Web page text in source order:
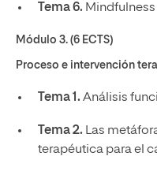
Tema 6. Mindfulness
Módulo 3. (6 ECTS)
Proceso e intervención
Tema 1. Análisis
Tema 2. Las
terapéutica para el